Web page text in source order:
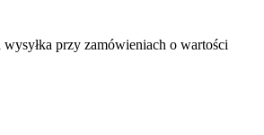
wysyłka przy zamówieniach o wartości